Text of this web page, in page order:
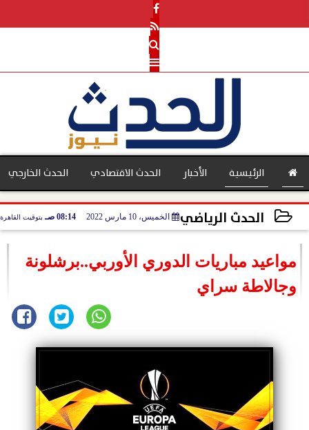
الرئيسية الأخبار الحدث الاقتصادي
بنوك
الحدث الخارجي
الحدث الرياضي الخميس، 10 مارس 2022 08:14 صـ بتوقيت القاهرة
مواعيد مباريات الدوري الأوربي..برشلونة
وجالاطة سراي